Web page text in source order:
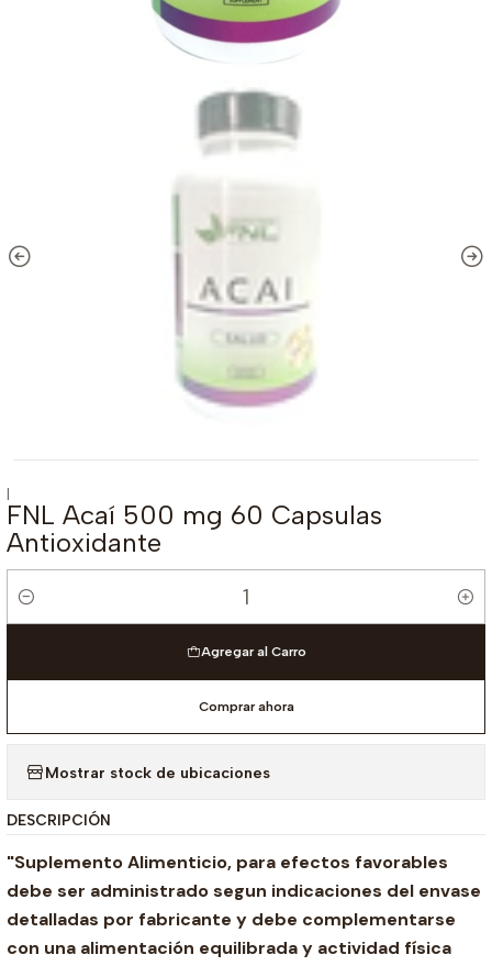
|
FNL Acaí 500 mg 60 Capsulas
Antioxidante
Cantidad
Agregar al Carro
Comprar ahora
Mostrar stock de ubicaciones
DESCRIPCIÓN
"Suplemento Alimenticio, para efectos favorables
debe ser administrado segun indicaciones del envase
detalladas por fabricante y debe complementarse
con una alimentación equilibrada y actividad física